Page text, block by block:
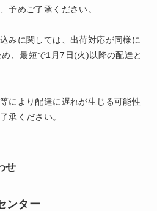
予めご了承ください。
みに関しては、出荷対応が同様に
、最短で1月7日(火)以降の配達と
により配達に遅れが生じる可能性
承ください。
せ
ンター